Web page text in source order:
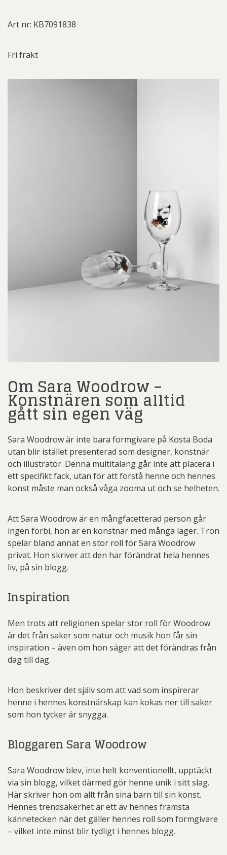
Art nr: KB7091838
Fri frakt
Om Sara Woodrow –
Konstnären som alltid
gått sin egen väg
Sara Woodrow är inte bara formgivare på Kosta Boda
utan blir istället presenterad som designer, konstnär
och illustratör. Denna multitalang går inte att placera i
ett specifikt fack, utan för att förstå henne och hennes
konst måste man också våga zooma ut och se helheten.
Att Sara Woodrow är en mångfacetterad person går
ingen förbi, hon är en konstnär med många lager. Tron
spelar bland annat en stor roll för Sara Woodrow
privat. Hon skriver att den har förändrat hela hennes
liv, på sin blogg.
Inspiration
Men trots att religionen spelar stor roll för Woodrow
är det från saker som natur och musik hon får sin
inspiration – även om hon säger att det förändras från
dag till dag.
Hon beskriver det själv som att vad som inspirerar
henne i hennes konstnärskap kan kokas ner till saker
som hon tycker är snygga.
Bloggaren Sara Woodrow
Sara Woodrow blev, inte helt konventionellt, upptäckt
via sin blogg, vilket därmed gör henne unik i sitt slag.
Här skriver hon om allt från sina barn till sin konst.
Hennes trendsäkerhet är ett av hennes främsta
kännetecken när det gäller hennes roll som formgivare
– vilket inte minst blir tydligt i hennes blogg.